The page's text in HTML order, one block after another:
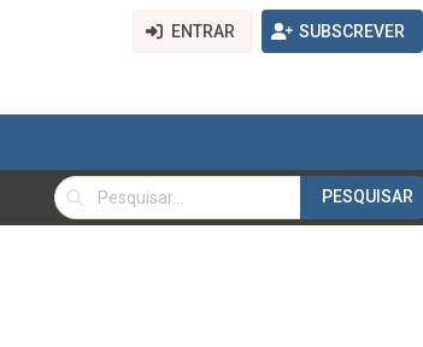
ENTRAR SUBSCREVER
PESQUISAR
PESQUISAR